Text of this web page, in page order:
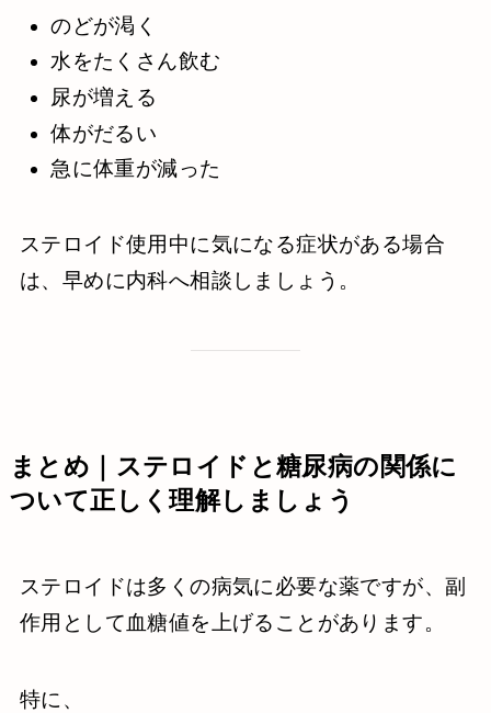
のどが渇く
水をたくさん飲む
尿が増える
体がだるい
急に体重が減った
ステロイド使用中に気になる症状がある場合
は、早めに内科へ相談しましょう。
まとめ｜ステロイドと糖尿病の関係に
ついて正しく理解しましょう
ステロイドは多くの病気に必要な薬ですが、副
作用として血糖値を上げることがあります。
特に、